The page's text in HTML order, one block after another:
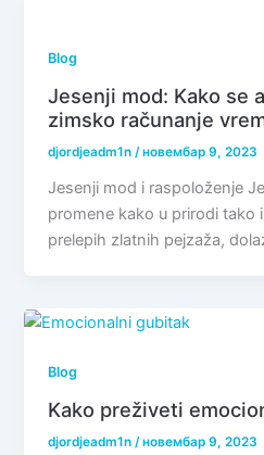
Blog
Jesenji mod: Kako se
zimsko računanje
djordjeadm1n /новембар 9, 2023
Jesenji mod i raspoloženje
promene kako u prirodi tako
prelepih zlatnih pejzaža,
Blog
Kako preživeti
djordjeadm1n/новембар 9, 2023